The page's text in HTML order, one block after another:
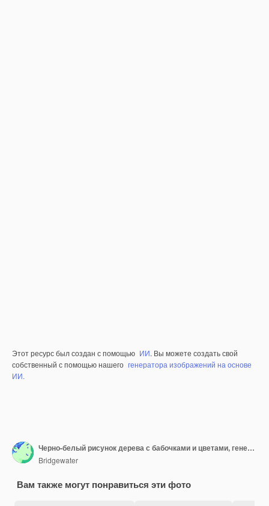
Этот ресурс был создан с помощью ИИ. Вы можете создать свой
собственный с помощью нашего генератора изображений на основе
ИИ.
Черно-белый рисунок дерева с бабочками и цветами, генеративный AI
Bridgewater
Вам также могут понравиться эти фото